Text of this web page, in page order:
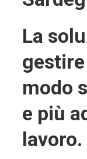
La
modo
e più
lavoro.